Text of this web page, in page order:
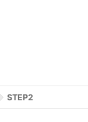
STEP2